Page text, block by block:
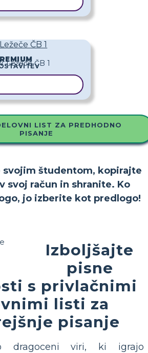
ČB 1
LIST ZA PREDHODNO
PISANJE
svojim študentom, kopirajte
svoj račun in shranite. Ko
jo izberite kot predlogo!
Izboljšajte
pisne
s privlačnimi
listi za
pisanje
dragoceni viri, ki igrajo